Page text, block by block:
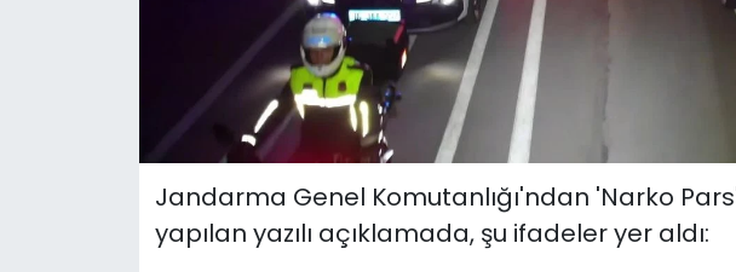
Jandarma Genel Komutanlığı'ndan 'Narko
yapılan yazılı açıklamada, şu ifadeler yer aldı: